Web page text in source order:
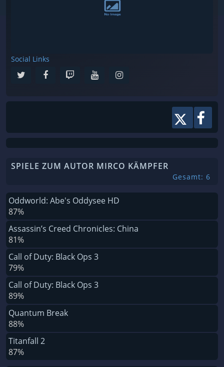
Social Links
SPIELE ZUM AUTOR MIRCO KÄMPFER
Gesamt: 6
Oddworld: Abe's Oddysee HD
87%
Assassin’s Creed Chronicles: China
81%
Call of Duty: Black Ops 3
79%
Call of Duty: Black Ops 3
89%
Quantum Break
88%
Titanfall 2
87%